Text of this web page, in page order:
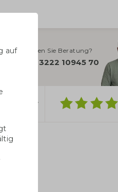
Benötigen Sie Beratung?
+49 3222 10945 70
auf